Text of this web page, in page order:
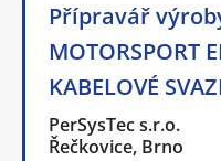
Přípravář
MOTORSPORT
KABELOVÉ
PerSysTec s.r.o.
Řečkovice, Brno